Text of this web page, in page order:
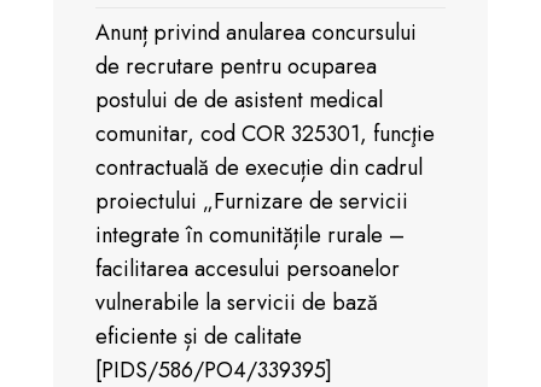
Anunț privind anularea concursului
de recrutare pentru ocuparea
postului de de asistent medical
comunitar, cod COR 325301, funcţie
contractuală de execuție din cadrul
proiectului „Furnizare de servicii
integrate în comunitățile rurale –
facilitarea accesului persoanelor
vulnerabile la servicii de bază
eficiente și de calitate
[PIDS/586/PO4/339395]